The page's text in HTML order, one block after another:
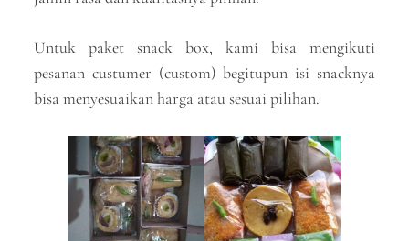
Untuk paket snack box, kami bisa mengikuti
pesanan custumer (custom) begitupun isi snacknya
bisa menyesuaikan harga atau sesuai pilihan.